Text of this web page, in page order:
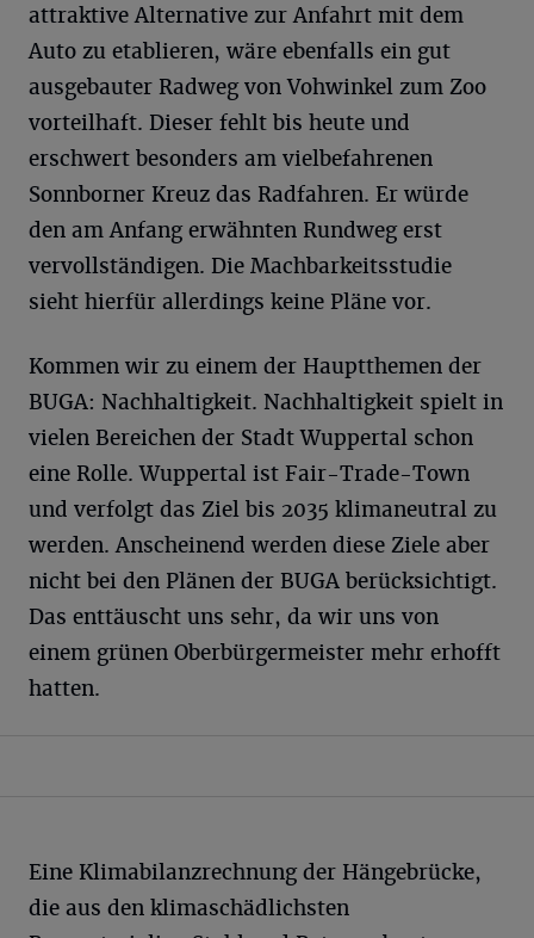
attraktive Alternative zur Anfahrt mit dem
Auto zu etablieren, wäre ebenfalls ein gut
ausgebauter Radweg von Vohwinkel zum Zoo
vorteilhaft. Dieser fehlt bis heute und
erschwert besonders am vielbefahrenen
Sonnborner Kreuz das Radfahren. Er würde
den am Anfang erwähnten Rundweg erst
vervollständigen. Die Machbarkeitsstudie
sieht hierfür allerdings keine Pläne vor.
Kommen wir zu einem der Hauptthemen der
BUGA: Nachhaltigkeit. Nachhaltigkeit spielt in
vielen Bereichen der Stadt Wuppertal schon
eine Rolle. Wuppertal ist Fair-Trade-Town
und verfolgt das Ziel bis 2035 klimaneutral zu
werden. Anscheinend werden diese Ziele aber
nicht bei den Plänen der BUGA berücksichtigt.
Das enttäuscht uns sehr, da wir uns von
einem grünen Oberbürgermeister mehr erhofft
hatten.
Eine Klimabilanzrechnung der Hängebrücke,
die aus den klimaschädlichsten